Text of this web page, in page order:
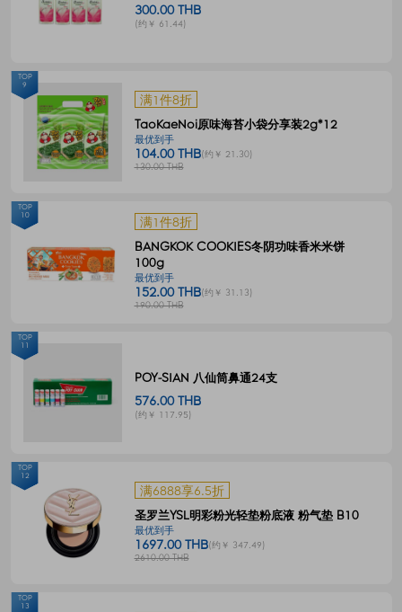
300.00 THB
(约￥ 61.44)
满1件8折
TaoKaeNoi原味海苔小袋分享装2g*12
最优到手
104.00 THB(约￥ 21.30)
130.00 THB
TOP
9
满1件8折
BANGKOK COOKIES冬阴功味香米米饼
100g
最优到手
152.00 THB(约￥ 31.13)
190.00 THB
TOP
10
POY-SIAN 八仙筒鼻通24支
576.00 THB
(约￥ 117.95)
TOP
11
满6888享6.5折
圣罗兰YSL明彩粉光轻垫粉底液 粉气垫 B10
最优到手
1697.00 THB(约￥ 347.49)
2610.00 THB
TOP
12
TOP
13